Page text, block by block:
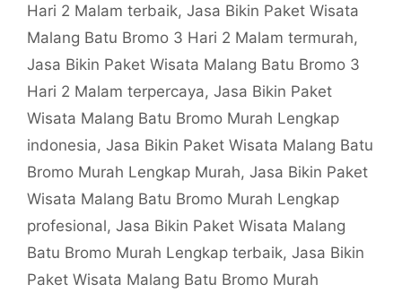
Hari 2 Malam terbaik, Jasa Bikin Paket Wisata
Malang Batu Bromo 3 Hari 2 Malam termurah,
Jasa Bikin Paket Wisata Malang Batu Bromo 3
Hari 2 Malam terpercaya, Jasa Bikin Paket
Wisata Malang Batu Bromo Murah Lengkap
indonesia, Jasa Bikin Paket Wisata Malang Batu
Bromo Murah Lengkap Murah, Jasa Bikin Paket
Wisata Malang Batu Bromo Murah Lengkap
profesional, Jasa Bikin Paket Wisata Malang
Batu Bromo Murah Lengkap terbaik, Jasa Bikin
Paket Wisata Malang Batu Bromo Murah